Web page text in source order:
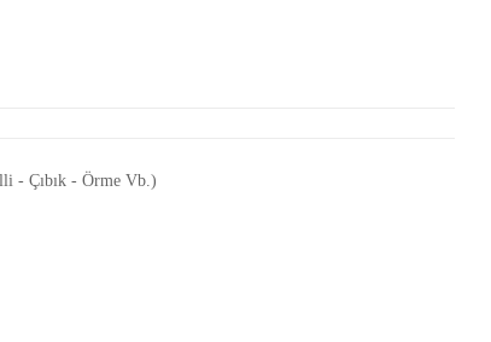
- Çıbık - Örme Vb.)